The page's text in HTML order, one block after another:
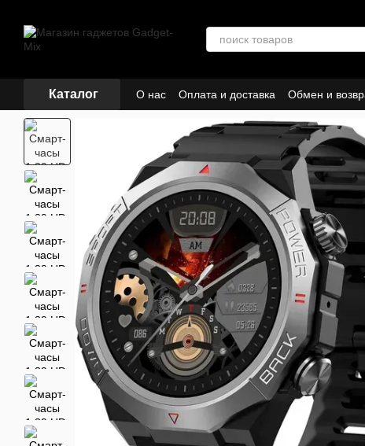
Каталог О нас Оплата и доставка Обмен и
Кредиты и рассрочка